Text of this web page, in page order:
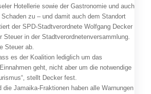
Hotellerie sowie der Gastronomie und auch
zu – und damit auch dem Standort
der SPD-Stadtverordnete Wolfgang Decker
Steuer in der Stadtverordnetenversammlung.
Steuer ab.
es der Koalition lediglich um das
geht, nicht aber um die notwendige
stellt Decker fest.
die Jamaika-Fraktionen haben alle Warnungen